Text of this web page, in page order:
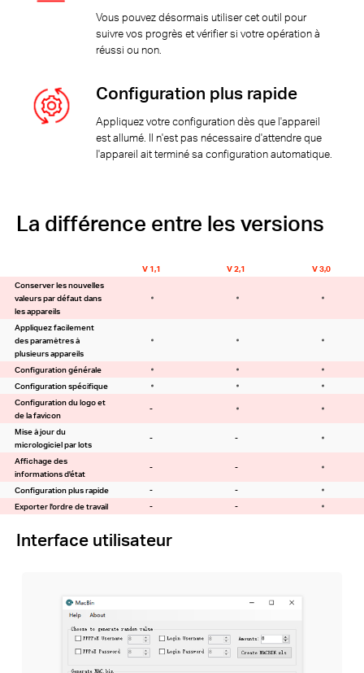
Vous pouvez désormais utiliser cet outil pour
suivre vos progrès et vérifier si votre opération à
réussi ou non.
Configuration plus rapide
Appliquez votre configuration dès que l'appareil
est allumé. Il n'est pas nécessaire d'attendre que
l'appareil ait terminé sa configuration automatique.
La différence entre les versions
V 1,1 V 2,1
V 3,0
Conserver les nouvelles
valeurs par défaut dans
les appareils
Appliquez facilement
des paramètres à
plusieurs appareils
Configuration générale
Configuration spécifique
Configuration du logo et
de la favicon
-
Mise à jour du
micrologiciel par lots
-
-
Affichage des
informations d'état
-
-
Configuration plus rapide
-
-
Exporter l'ordre de travail
- -
Interface utilisateur